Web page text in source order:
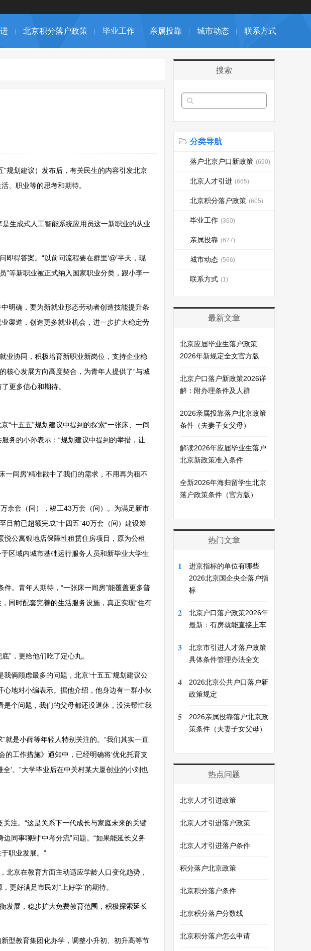
北京积分落户政策 毕业工作 亲属投靠 城市动态 联系方式
”规划建议）发布后，有关民生的内容引发北京
、职业等的思考和期待。
是生成式人工智能系统应用员这一新职业的从业
得答案。“以前问流程要在群里‘@’半天，现
”等新职业被正式纳入国家职业分类，跟小李一
明确，要为新就业形态劳动者创造技能提升条
渠道，创造更多就业机会，进一步扩大稳定劳
业协同，积极培育新职业新岗位，支持企业稳
核心发展方向高度契合，为青年人提供了“与城
更多信心和期待。
“十五五”规划建议中提到的探索“一张床、一间
务的小孙表示：“规划建议中提到的举措，让
一间房’精准戳中了我们的需求，不用再为租不
余套（间），竣工43万套（间）。为满足新市
目前已超额完成“十四五”40万套（间）建设筹
公寓银地店保障性租赁住房项目，原为公租
区域内城市基础运行服务人员和新毕业大学生
。青年人期待，“一张床一间房”能覆盖更多普
同时配套完善的生活服务设施，真正实现“住有
”，更给他们吃了定心丸。
俩顾虑最多的问题，北京‘十五五’规划建议公
地对小编表示。据他介绍，他身边有一群小伙
个问题，我们的父母都还没退休，没法帮忙我
就是小薛等年轻人特别关注的。“我们其实一直
工作措施》通知中，已经明确将‘优化托育支
全’。”大学毕业后在中关村某大厦创业的小刘也
关注。“这是关系下一代成长与家庭未来的关键
同事聊到“中考分流”问题。“如果能延长义务
职业发展。”
北京在教育方面主动适应学龄人口变化趋势，
更好满足市民对“上好学”的期待。
发展，稳步扩大免费教育范围，积极探索延长
型教育集团化办学，调整小升初、初升高等节
搜索
分类导航
落户北京户口新政策 (690)
北京人才引进 (665)
北京积分落户政策 (605)
毕业工作 (360)
亲属投靠 (627)
城市动态 (566)
联系方式 (1)
最新文章
北京应届毕业生落户政策
2026年新规定全文官方版
北京户口落户新政策2026详
解：附办理条件及人群
2026亲属投靠落户北京政策
条件（夫妻子女父母）
解读2026年应届毕业生落户
北京新政策准入条件
全新2026年海归留学生北京
落户政策条件（官方版）
热门文章
1
进京指标的单位有哪些
2026北京国企央企落户指
标
2
北京户口落户政策2026年
最新：有房就能直接上车
3
北京市引进人才落户政策
具体条件管理办法全文
4
2026北京公共户口落户新
政策规定
5
2026亲属投靠落户北京政
策条件（夫妻子女父母）
热点问题
北京人才引进政策
北京人才引进落户政策
北京人才引进落户条件
积分落户北京政策
北京积分落户条件
北京积分落户分数线
北京积分落户怎么申请